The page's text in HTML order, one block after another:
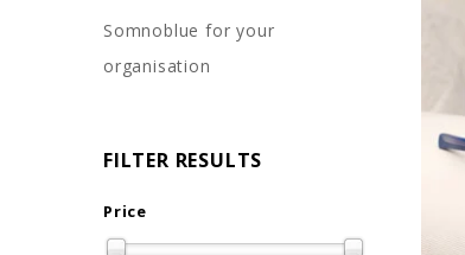
Somnoblue for your
organisation
FILTER RESULTS
Price